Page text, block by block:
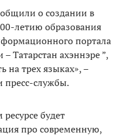
о создании в
летию образования
портала
Татарстан ахэннэре ”,
на трех языках», –
пресс-службы.
будет
про современную,